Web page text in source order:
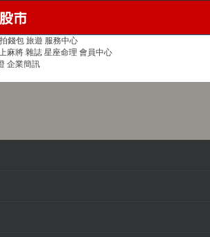
物 書店
錢包 旅遊 服務中心
麻將 雜誌 星座命理 會員中心
企業簡訊